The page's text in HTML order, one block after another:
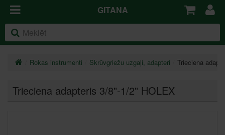
GITANA
Rokas instrumenti Skrūvgriežu uzgaļi, adapteri Trieciena
Trieciena adapteris 3/8"-1/2" HOLEX